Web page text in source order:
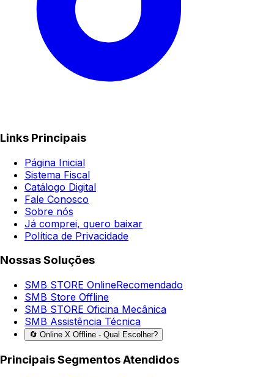
Links Principais
Página Inicial
Sistema Fiscal
Catálogo Digital
Fale Conosco
Sobre nós
Já comprei, quero baixar
Política de Privacidade
Nossas Soluções
SMB STORE OnlineRecomendado
SMB Store Offline
SMB STORE Oficina Mecânica
SMB Assistência Técnica
🔄 Online X Offline - Qual Escolher?
Principais Segmentos Atendidos